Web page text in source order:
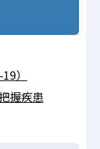
）
握疾患